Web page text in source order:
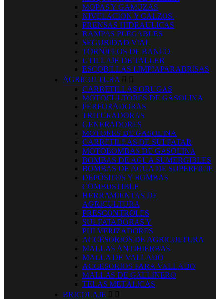
MOPAS Y GAMUZAS
NIVELACION Y CALZOS.
PRENSAS HIDRAULICAS
RAMPAS PLEGABLES
SEGURIDAD VIAL
TORNILLOS DE BANCO
UTILLAJE DE TALLER
ESCOBILLAS LIMPIAPARABRISAS
AGRICULTURA  
CARRETILLAS ORUGAS
MOTOCULTORES DE GASOLINA
PERFORADORAS
TRITURADORAS
GENERADORES
MOTORES DE GASOLINA
CARRETILLAS DE SULFATAR
MOTOBOMBAS DE GASOLINA
BOMBAS DE AGUA SUMERGIBLES
BOMBAS DE AGUA DE SUPERFICIE
DEPÓSITOS Y BOMBAS
COMBUSTIBLE
HERRAMIENTAS DE
AGRICULTURA
PRESCONTROLES
SULFATADORAS Y
PULVERIZADORES
ACCESORIOS DE AGRICULTURA
MALLAS ANTIHIERBAS
MALLA DE VALLADO
ACCESORIOS PARA VALLADO
MALLAS DE GALLINERO
TELAS METÁLICAS
BRICOLAJE  